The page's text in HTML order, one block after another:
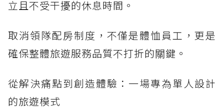
立且不受干擾的休息時間。
取消領隊配房制度，不僅是體恤員工，更是
確保整體旅遊服務品質不打折的關鍵。
從解決痛點到創造體驗：一場專為單人設計
的旅遊模式